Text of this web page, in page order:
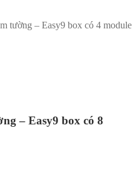
tường – Easy9 box có 4 module
– Easy9 box có 8